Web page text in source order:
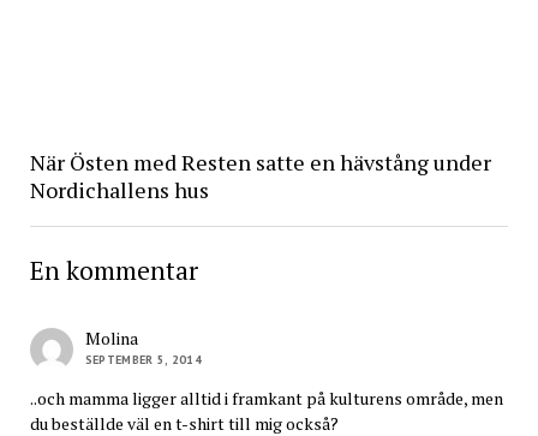
När Östen med Resten satte en hävstång under
Nordichallens hus
En kommentar
Molina
SEPTEMBER 5, 2014
..och mamma ligger alltid i framkant på kulturens område, men
du beställde väl en t-shirt till mig också?